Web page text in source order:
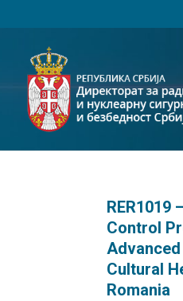
RER1019
Control
Cultural
Romania